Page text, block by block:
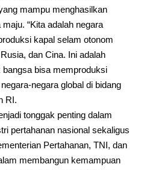
mampu menghasilkan
“Kita adalah negara
kapal selam otonom
dan Cina. Ini adalah
bangsa bisa memproduksi
negara global di bidang
RI.
tonggak penting dalam
pertahanan nasional sekaligus
Pertahanan, TNI, dan
membangun kemampuan